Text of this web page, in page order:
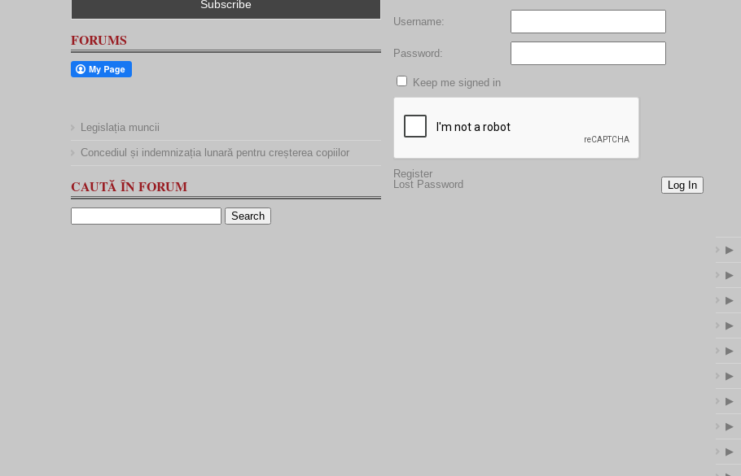
FORUMS
Legislația muncii
Concediul și indemnizația lunară pentru creșterea copiilor
CAUTĂ ÎN FORUM
Username:
Password:
Keep me signed in
Log In
Register
Lost Password